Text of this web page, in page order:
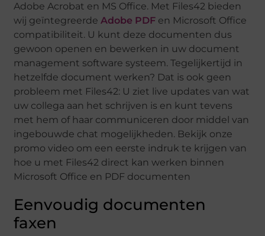
Adobe Acrobat en MS Office. Met Files42 bieden
wij geïntegreerdeAdobe PDF en Microsoft Office
compatibiliteit. U kunt deze documenten dus
gewoon openen en bewerken in uw document
management software systeem. Tegelijkertijd in
hetzelfde document werken? Dat is ook geen
probleem met Files42: U ziet live updates van wat
uw collega aan het schrijven is en kunt tevens
met hem of haar communiceren door middel van
ingebouwde chat mogelijkheden. Bekijk onze
promo video om een eerste indruk te krijgen van
hoe u met Files42 direct kan werken binnen
Microsoft Office en PDF documenten
Eenvoudig documenten
faxen